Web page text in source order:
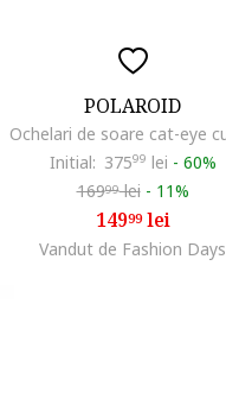
POLAROID
Initial: 37599 lei - 60%
16999lei - 11%
14999lei
Vandut de Fashion Days